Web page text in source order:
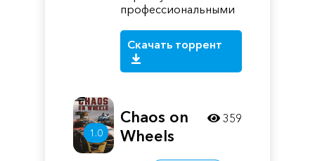
профессиональными
Скачать торрент
1.0
Chaos on
Wheels
359